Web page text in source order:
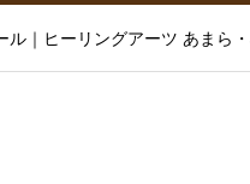
｜ヒーリングアーツ あまら